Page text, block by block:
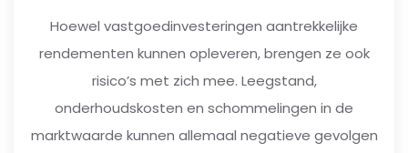
Hoewel vastgoedinvesteringen aantrekkelijke
rendementen kunnen opleveren, brengen ze ook
risico’s met zich mee. Leegstand,
onderhoudskosten en schommelingen in de
marktwaarde kunnen allemaal negatieve gevolgen